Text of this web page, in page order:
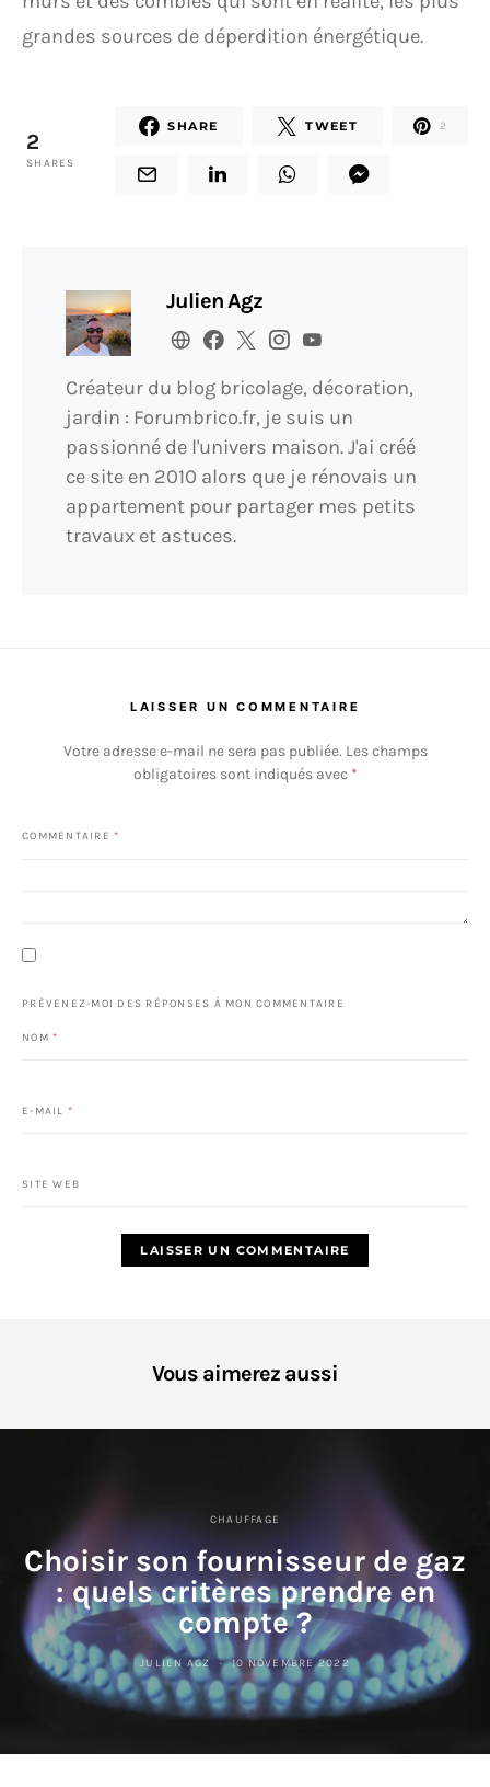
grandes sources de déperdition énergétique.
2
SHARES
SHARE TWEET 2
Julien Agz
Créateur du blog bricolage, décoration,
jardin : Forumbrico.fr, je suis un
passionné de l'univers maison. J'ai créé
ce site en 2010 alors que je rénovais un
appartement pour partager mes petits
travaux et astuces.
LAISSER UN COMMENTAIRE
Votre adresse e-mail ne sera pas publiée. Les champs
obligatoires sont indiqués avec *
COMMENTAIRE *
PRÉVENEZ-MOI DES RÉPONSES À MON COMMENTAIRE
NOM *
E-MAIL *
SITE WEB
Vous aimerez aussi
CHAUFFAGE
Choisir son fournisseur de gaz
: quels critères prendre en
compte ?
JULIEN AGZ 10 NOVEMBRE 2022